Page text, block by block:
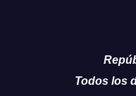
Todos los